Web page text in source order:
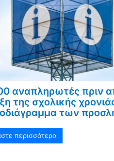
αναπληρωτές πριν
της σχολικής
των
περισσότερα